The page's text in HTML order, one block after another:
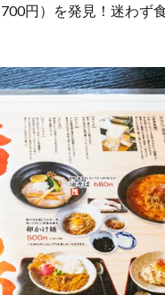
700円）を発見！迷わず